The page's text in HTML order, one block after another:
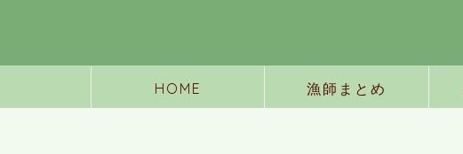
HOME 漁師まとめ